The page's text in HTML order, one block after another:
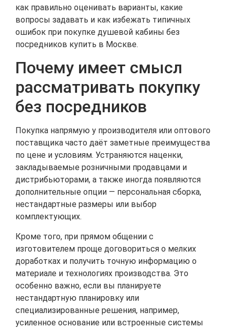
как правильно оценивать варианты, какие
вопросы задавать и как избежать типичных
ошибок при покупке душевой кабины без
посредников купить в Москве.
Почему имеет смысл
рассматривать покупку
без посредников
Покупка напрямую у производителя или оптового
поставщика часто даёт заметные преимущества
по цене и условиям. Устраняются наценки,
закладываемые розничными продавцами и
дистрибьюторами, а также иногда появляются
дополнительные опции — персональная сборка,
нестандартные размеры или выбор
комплектующих.
Кроме того, при прямом общении с
изготовителем проще договориться о мелких
доработках и получить точную информацию о
материале и технологиях производства. Это
особенно важно, если вы планируете
нестандартную планировку или
специализированные решения, например,
усиленное основание или встроенные системы